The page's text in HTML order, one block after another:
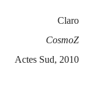
Claro
CosmoZ
Actes Sud, 2010